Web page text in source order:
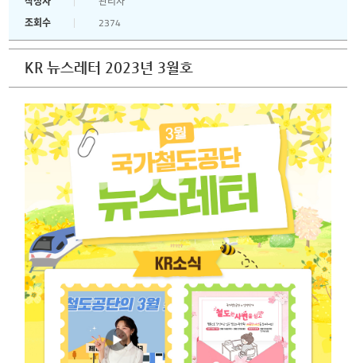
조회수
2374
KR 뉴스레터 2023년 3월호